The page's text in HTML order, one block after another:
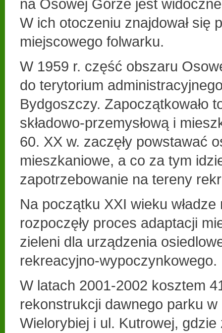
na Osowej Górze jest
W ich otoczeniu znajdował się
miejscowego folwarku.
W 1959 r. część obszaru
do terytorium
Bydgoszczy. Zapoczątkowało
składowo-przemysłową i
60. XX w. zaczęły powstawać
mieszkaniowe, a co za tym
zapotrzebowanie na tereny
Na początku XXI wieku władze
rozpoczęły proces adaptacji
zieleni dla urządzenia
rekreacyjno-wypoczynkowego.
W latach 2001-2002 kosztem
rekonstrukcji dawnego parku w
Wielorybiej i ul. Kutrowej, gdzie